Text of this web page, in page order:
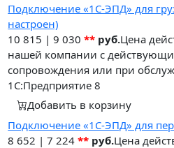
Подключение «1С-ЭПД» для
настроен)
10 815 |9 030** руб.Цена
нашей компании с
сопровождения или при
1С:Предприятие 8
Добавить в корзину
Подключение «1С-ЭПД» для
8 652 |7 224** руб.Цена